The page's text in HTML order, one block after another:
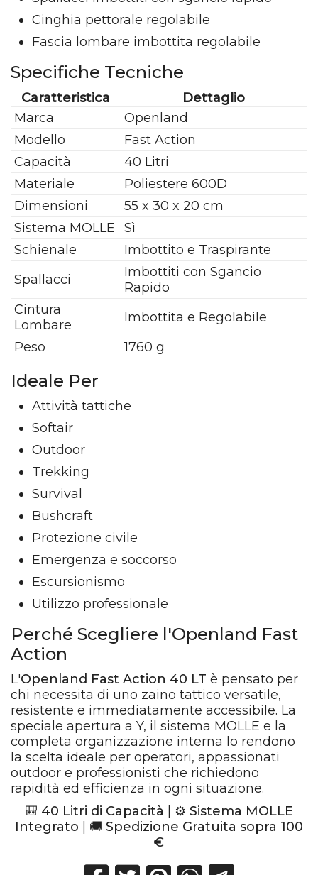
Cinghia pettorale regolabile
Fascia lombare imbottita regolabile
Specifiche Tecniche
Caratteristica
Dettaglio
Marca
Openland
Modello
Fast Action
Capacità
40 Litri
Materiale
Poliestere 600D
Dimensioni
55 x 30 x 20 cm
Sistema MOLLE
Sì
Schienale
Imbottito e Traspirante
Spallacci
Imbottiti con Sgancio
Rapido
Cintura
Lombare
Imbottita e Regolabile
Peso
1760 g
Ideale Per
Attività tattiche
Softair
Outdoor
Trekking
Survival
Bushcraft
Protezione civile
Emergenza e soccorso
Escursionismo
Utilizzo professionale
Perché Scegliere l'Openland Fast
Action
L'Openland Fast Action 40 LT è pensato per
chi necessita di uno zaino tattico versatile,
resistente e immediatamente accessibile. La
speciale apertura a Y, il sistema MOLLE e la
completa organizzazione interna lo rendono
la scelta ideale per operatori, appassionati
outdoor e professionisti che richiedono
rapidità ed efficienza in ogni situazione.
🎒 40 Litri di Capacità | ⚙️ Sistema MOLLE
Integrato | 🚚 Spedizione Gratuita sopra 100
€